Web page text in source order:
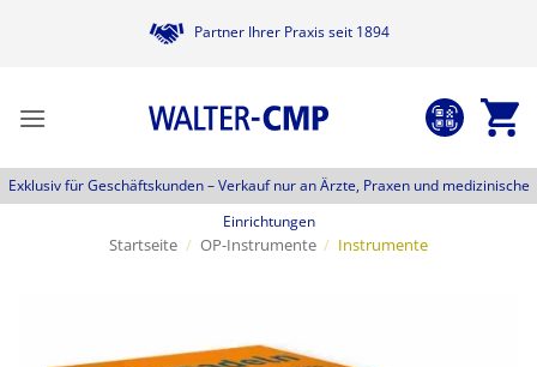
Partner Ihrer Praxis seit 1894
Exklusiv für Geschäftskunden –Verkauf nur an Ärzte, Praxen und medizinische
Einrichtungen
Startseite / OP-Instrumente / Instrumente